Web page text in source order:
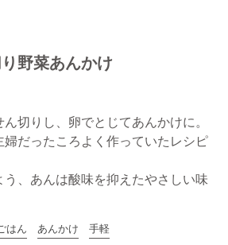
野菜あんかけ
切りし、卵でとじてあんかけに。
だったころよく作っていたレシピ
、あんは酸味を抑えたやさしい味
はん あんかけ
手軽